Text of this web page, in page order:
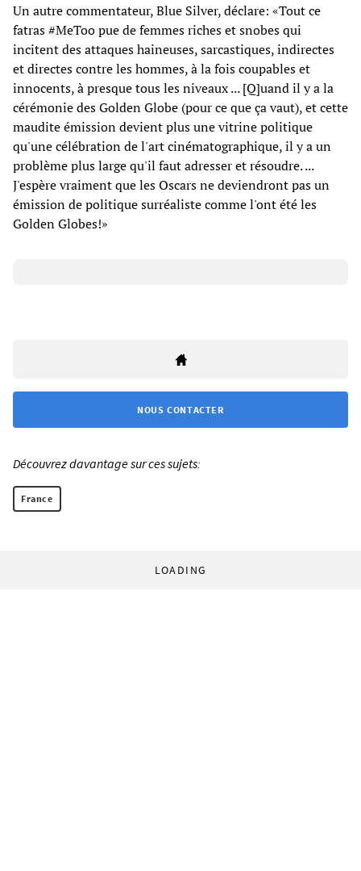
Un autre commentateur, Blue Silver, déclare: «Tout ce
fatras #MeToo pue de femmes riches et snobes qui
incitent des attaques haineuses, sarcastiques, indirectes
et directes contre les hommes, à la fois coupables et
innocents, à presque tous les niveaux ... [Q]uand il y a la
cérémonie des Golden Globe (pour ce que ça vaut), et cette
maudite émission devient plus une vitrine politique
qu'une célébration de l'art cinématographique, il y a un
problème plus large qu'il faut adresser et résoudre. ...
J'espère vraiment que les Oscars ne deviendront pas un
émission de politique surréaliste comme l'ont été les
Golden Globes!»
NOUS CONTACTER
Découvrez davantage sur ces sujets:
France
LOADING